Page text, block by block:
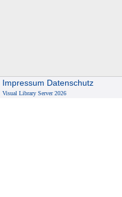
Impressum Datenschutz
Visual Library Server 2026